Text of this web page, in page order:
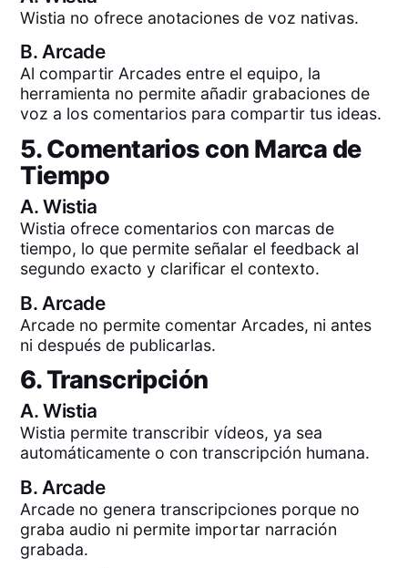
Wistia no ofrece anotaciones de voz nativas.
B.Arcade
Al compartir Arcades entre el equipo, la
herramienta no permite añadir grabaciones de
voz a los comentarios para compartir tus ideas.
5. Comentarios con Marca de
Tiempo
A.Wistia
Wistia ofrece comentarios con marcas de
tiempo, lo que permite señalar el feedback al
segundo exacto y clarificar el contexto.
B. Arcade
Arcade no permite comentar Arcades, ni antes
ni después de publicarlas.
6. Transcripción
A.Wistia
Wistia permite transcribir vídeos, ya sea
automáticamente o con transcripción humana.
B. Arcade
Arcade no genera transcripciones porque no
graba audio ni permite importar narración
grabada.